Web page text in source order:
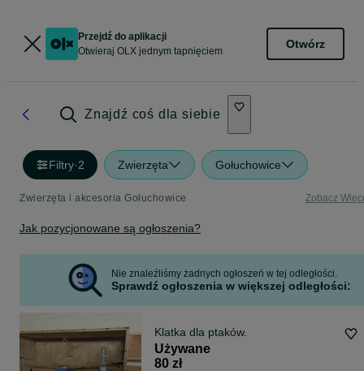
Przejdź do aplikacji
Otwieraj OLX jednym tapnięciem
Otwórz
Znajdź coś dla siebie
Filtry·2 Zwierzęta Gołuchowice
Zwierzęta i akcesoria Gołuchowice Zobacz
Jak pozycjonowane są ogłoszenia?
Nie znaleźliśmy żadnych ogłoszeń w tej odległości.
Sprawdź ogłoszenia w większej odległości:
Klatka dla ptaków.
Używane
80 zł